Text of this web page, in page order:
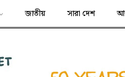
জাতীয় সারা দেশ